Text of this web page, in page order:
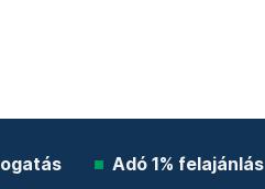
Adó 1% felajánlás